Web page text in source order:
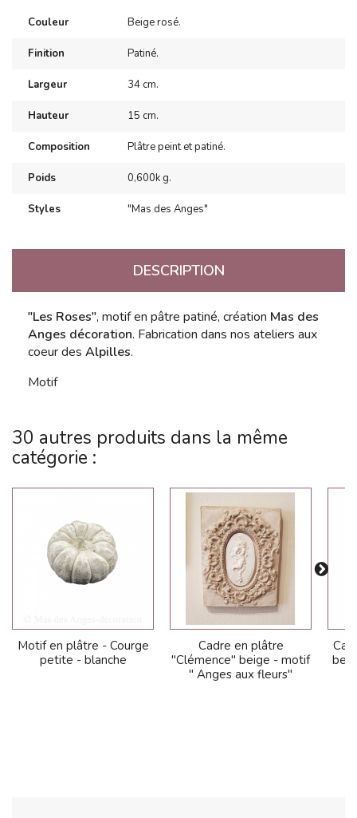
Couleur Beige rosé.
Finition Patiné.
Largeur 34 cm.
Hauteur 15 cm.
Composition Plâtre peint et patiné.
Poids 0,600k g.
Styles "Mas des Anges"
DESCRIPTION
"Les Roses", motif en pâtre patiné, création Mas des
Anges décoration. Fabrication dans nos ateliers aux
coeur des Alpilles.
Motif
30 autres produits dans la même
catégorie :
Motif en plâtre - Courge
petite - blanche
Cadre en plâtre
"Clémence" beige - motif
" Anges aux fleurs"